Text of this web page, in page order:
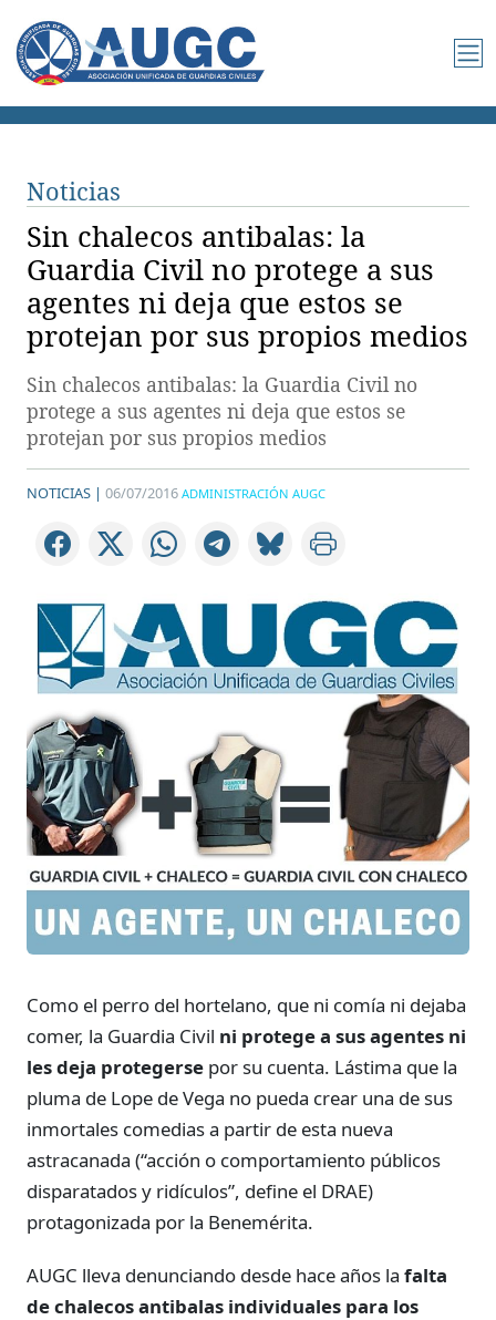
Noticias
Sin chalecos antibalas: la
Guardia Civil no protege a sus
agentes ni deja que estos se
protejan por sus propios medios
Sin chalecos antibalas: la Guardia Civil no
protege a sus agentes ni deja que estos se
protejan por sus propios medios
NOTICIAS | 06/07/2016 ADMINISTRACIÓN AUGC
Como el perro del hortelano, que ni comía ni dejaba
comer, la Guardia Civil ni protege a sus agentes ni
les deja protegerse por su cuenta. Lástima que la
pluma de Lope de Vega no pueda crear una de sus
inmortales comedias a partir de esta nueva
astracanada (“acción o comportamiento públicos
disparatados y ridículos”, define el DRAE)
protagonizada por la Benemérita.
AUGC lleva denunciando desde hace años la falta
de chalecos antibalas individuales para los